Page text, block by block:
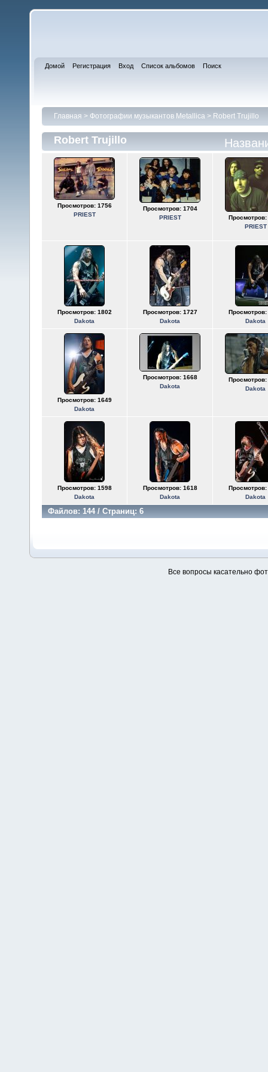
Домой Регистрация Вход Список альбомов Поиск
Главная > Фотографии музыкантов Metallica > Robert Trujillo
Robert Trujillo
Просмотров: 1756
PRIEST
Просмотров: 1704
PRIEST
Просмотров:
PRIEST
Просмотров: 1802
Dakota
Просмотров: 1727
Dakota
Просмотров:
Dakota
Просмотров: 1649
Dakota
Просмотров: 1668
Dakota
Просмотров:
Dakota
Просмотров: 1598
Dakota
Просмотров: 1618
Dakota
Просмотров:
Dakota
Файлов: 144 / Страниц: 6
Все вопросы касательно